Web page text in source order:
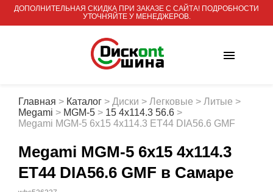
ДОПОЛНИТЕЛЬНАЯ СКИДКА ПРИ ЗАКАЗЕ С САЙТА! ПОДРОБНОСТИ
УТОЧНЯЙТЕ У МЕНЕДЖЕРОВ.
Главная > Каталог > Диски > Легковые > Литые >
Megami > MGM-5 > 15 4x114.3 56.6 >
Megami MGM-5 6x15 4x114.3 ET44 DIA56.6 GMF
Megami MGM-5 6x15 4x114.3
ET44 DIA56.6 GMF в Самаре